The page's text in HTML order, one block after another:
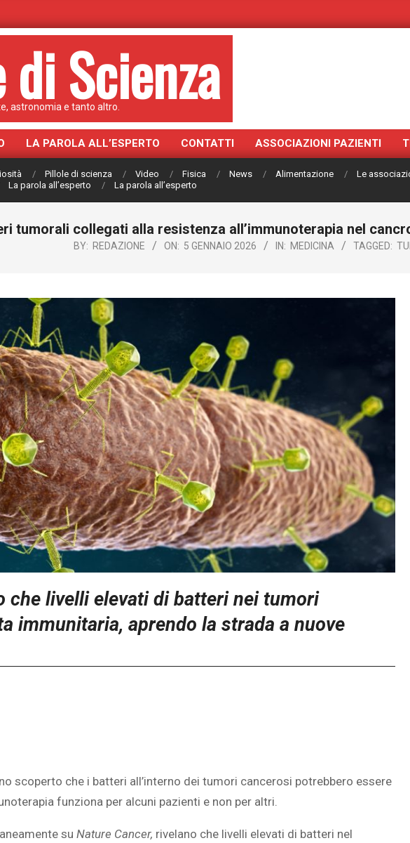
Scienza
astronomia e tanto altro.
LA PAROLA ALL’ESPERTO CONTATTI ASSOCIAZIONI PAZIENTI
Pillole di scienza Video Fisica News Alimentazione
Le
La parola all’esperto La parola all’esperto
tumorali collegati alla resistenza all’immunoterapia nel
BY: REDAZIONE ON: 5 GENNAIO 2026 IN: MEDICINA TAGGED:
che livelli elevati di batteri nei tumori
immunitaria, aprendo la strada a nuove
scoperto che i batteri all’interno dei tumori cancerosi potrebbero essere
funziona per alcuni pazienti e non per altri.
su Nature Cancer, rivelano che livelli elevati di batteri nel